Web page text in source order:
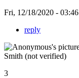
Fri, 12/18/2020 - 03:46
reply
Smith (not verified)
3